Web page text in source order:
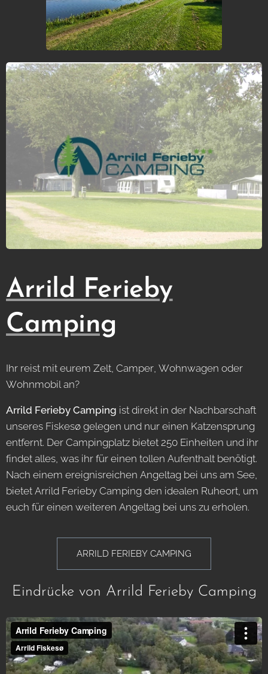
Arrild Ferieby
Camping
Ihr reist mit eurem Zelt, Camper, Wohnwagen oder
Wohnmobil an?
Arrild Ferieby Camping ist direkt in der Nachbarschaft
unseres Fiskesø gelegen und nur einen Katzensprung
entfernt. Der Campingplatz bietet 250 Einheiten und ihr
findet alles, was ihr für einen tollen Aufenthalt benötigt.
Nach einem ereignisreichen Angeltag bei uns am See,
bietet Arrild Ferieby Camping den idealen Ruheort, um
euch für einen weiteren Angeltag bei uns zu erholen.
ARRILD FERIEBY CAMPING
Eindrücke von Arrild Ferieby Camping